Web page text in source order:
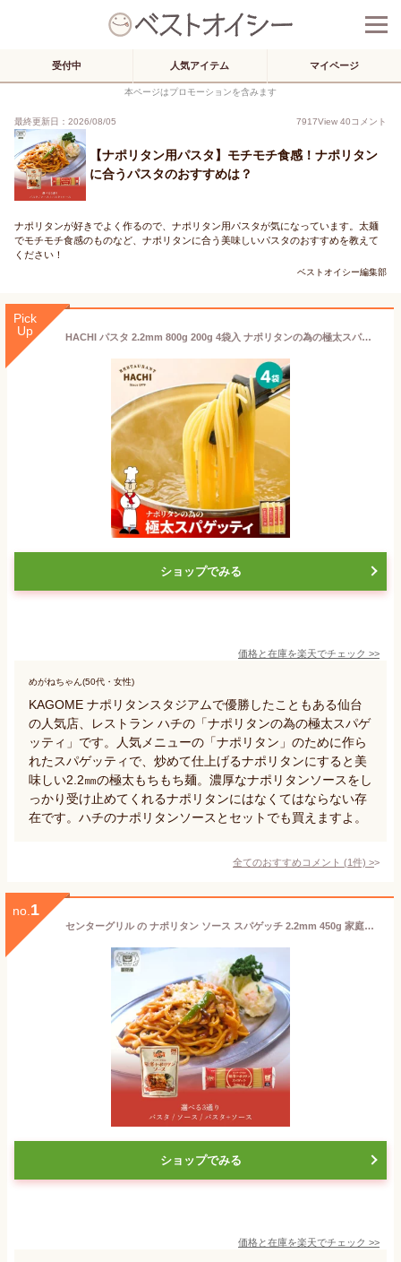
受付中 人気アイテム マイページ
本ページはプロモーションを含みます
最終更新日：2026/08/05 7917View 40コメント
【ナポリタン用パスタ】モチモチ食感！ナポリタン
に合うパスタのおすすめは？
ナポリタンが好きでよく作るので、ナポリタン用パスタが気になっています。太麺
でモチモチ食感のものなど、ナポリタンに合う美味しいパスタのおすすめを教えて
ください！
ベストオイシー編集部
Pick
Up
HACHI パスタ 2.2mm 800g 200g 4袋入 ナポリタンの為の極太スパゲッティ モチモチの太麺 ギフト プレゼント レストランハチ
ショップでみる
価格と在庫を楽天でチェック >>
めがねちゃん(50代・女性)
KAGOME ナポリタンスタジアムで優勝したこともある仙台
の人気店、レストラン ハチの「ナポリタンの為の極太スパゲ
ッティ」です。人気メニューの「ナポリタン」のために作ら
れたスパゲッティで、炒めて仕上げるナポリタンにすると美
味しい2.2㎜の極太もちもち麺。濃厚なナポリタンソースをし
っかり受け止めてくれるナポリタンにはなくてはならない存
在です。ハチのナポリタンソースとセットでも買えますよ。
全てのおすすめコメント (1件) >
no. 1
センターグリル の ナポリタン ソース スパゲッチ 2.2mm 450g 家庭用 パスタ / 国産 もちもち 太麺 ボルカノ 2.2 太麺パスタ パスタ麺 本格 スパゲティ スパゲッティ スパゲティー スパゲッティー
ショップでみる
価格と在庫を楽天でチェック >>